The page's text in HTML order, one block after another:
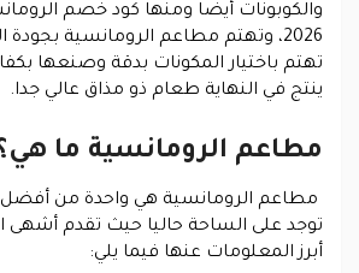
والكوبونات أيضا ومنها كود خصم
2026، وتهتم مطاعم الرومانسية
تهتم باختيار المكونات بدقة وصنعها
ينتج في النهاية طعام ذو مذاق عالي جدا.
مطاعم الرومانسية ما
مطاعم الرومانسية هي واحدة من أفضل
توجد على الساحة حاليا حيث تقدم أشهى
أبرز المعلومات عنها فيما يلي: